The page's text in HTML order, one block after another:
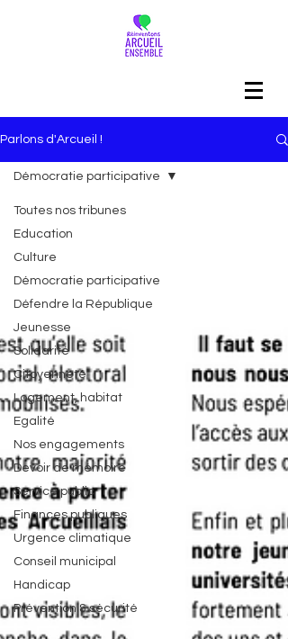
Parlons d'Arcueil !
Toutes nos tribunes
Education
Culture
Démocratie participative
Défendre la République
Jeunesse
Solidarité
Citoyenneté
Logement, habitat
Egalité
Nos engagements
Devoir de mémoire
Service public
Finances publiques
Urgence climatique
Conseil municipal
Handicap
Prévention & sécurité
Démocratie participative